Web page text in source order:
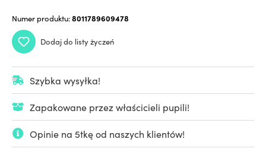
Numer produktu:8011789609478
Dodaj do listy życzeń
Szybka wysyłka!
Zapakowane przez właścicieli pupili!
Opinie na 5tkę od naszych klientów!